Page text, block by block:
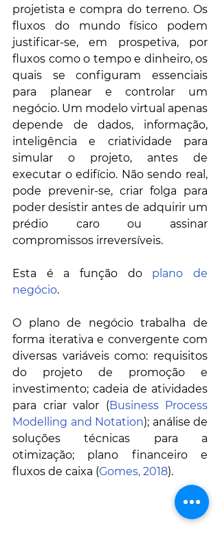
projetista e compra do terreno. Os
fluxos do mundo físico podem
justificar-se, em prospetiva, por
fluxos como o tempo e dinheiro, os
quais se configuram essenciais
para planear e controlar um
negócio. Um modelo virtual apenas
depende de dados, informação,
inteligência e criatividade para
simular o projeto, antes de
executar o edifício. Não sendo real,
pode prevenir-se, criar folga para
poder desistir antes de adquirir um
prédio caro ou assinar
compromissos irreversíveis.
Esta é a função do plano de
negócio.
O plano de negócio trabalha de
forma iterativa e convergente com
diversas variáveis como: requisitos
do projeto de promoção e
investimento; cadeia de atividades
para criar valor (Business Process
Modelling and Notation); análise de
soluções técnicas para a
otimização; plano financeiro e
fluxos de caixa (Gomes, 2018).